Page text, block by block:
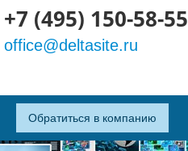
+7 (495) 150-58-55
office@deltasite.ru
Обратиться в компанию